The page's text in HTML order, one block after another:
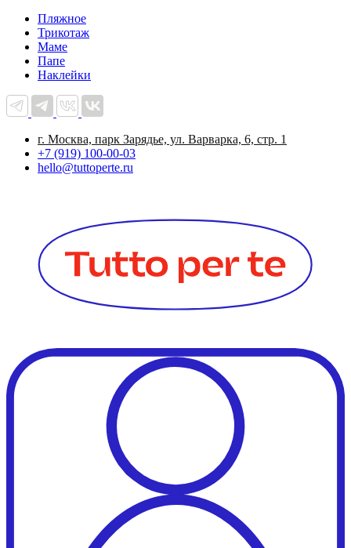
Пляжное
Трикотаж
Маме
Папе
Наклейки
г. Москва, парк Зарядье, ул. Варварка, 6, стр. 1
+7 (919) 100-00-03
hello@tuttoperte.ru